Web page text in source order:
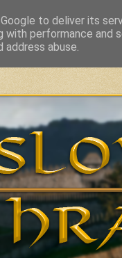
in Slovakia and related
to deliver its
with performance
abuse.